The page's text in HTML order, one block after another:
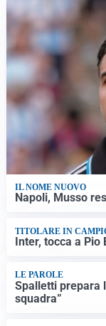
IL NOME NUOVO
Napoli, Musso
TITOLARE IN
Inter, tocca a Pio
LE PAROLE
Spalletti prepara
squadra”